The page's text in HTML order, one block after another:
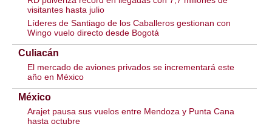
visitantes hasta julio
Líderes de Santiago de los Caballeros gestionan con
Wingo vuelo directo desde Bogotá
Culiacán
El mercado de aviones privados se incrementará este
año en México
México
Arajet pausa sus vuelos entre Mendoza y Punta Cana
hasta octubre